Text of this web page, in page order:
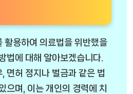
활용하여 의료법을 위반했을
법에 대해 알아보겠습니다.
면허 정지나 벌금과 같은 법
으며, 이는 개인의 경력에 치